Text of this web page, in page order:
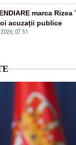
07:51
marca Rizea
acuzații publice